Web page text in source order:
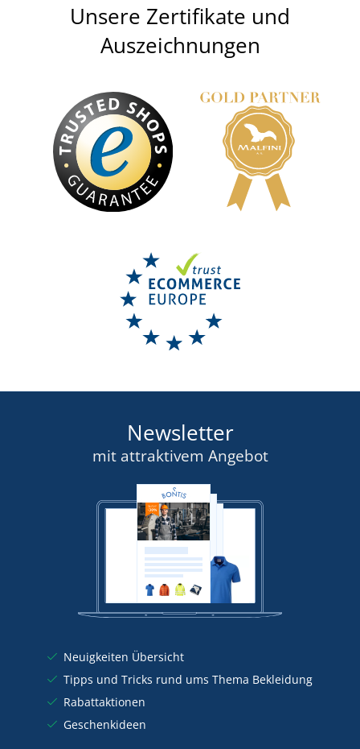
Unsere Zertifikate und
Auszeichnungen
Newsletter
mit attraktivem Angebot
Neuigkeiten Übersicht
Tipps und Tricks rund ums Thema Bekleidung
Rabattaktionen
Geschenkideen